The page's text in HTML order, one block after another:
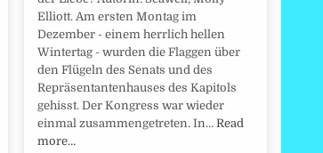
Elliott. Am ersten Montag im
Dezember - einem herrlich hellen
Wintertag - wurden die Flaggen über
den Flügeln des Senats und des
Repräsentantenhauses des Kapitols
gehisst. Der Kongress war wieder
einmal zusammengetreten. In… Read
more…